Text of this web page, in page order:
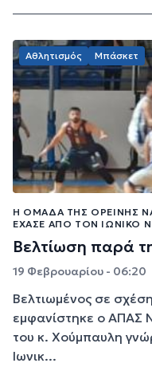
Αθλητισμός Μπάσκετ
Η ΟΜΆΔΑ ΤΗΣ ΟΡΕΙΝΉΣ
ΈΧΑΣΕ ΑΠΌ ΤΟΝ ΙΩΝΙΚΌ
Βελτίωση παρά
19 Φεβρουαρίου - 06:20
Βελτιωμένος σε
εμφανίστηκε ο ΑΠΑΣ
του κ. Χούμπαυλη
Ιωνικ...